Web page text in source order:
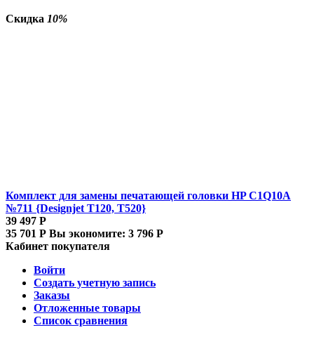
Скидка 10%
Комплект для замены печатающей головки HP C1Q10A
№711 {Designjet T120, T520}
39 497 Р
35 701 Р Вы экономите: 3 796 Р
Кабинет покупателя
Войти
Создать учетную запись
Заказы
Отложенные товары
Список сравнения